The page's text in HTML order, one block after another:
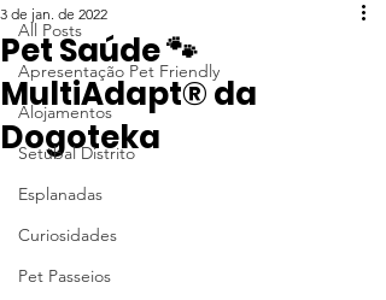
All Posts
Apresentação Pet Friendly
Alojamentos
Setúbal Distrito
Esplanadas
Curiosidades
Pet Passeios
Pet Saúde 🐾
MultiAdapt® da
Dogoteka
3 de jan. de 2022